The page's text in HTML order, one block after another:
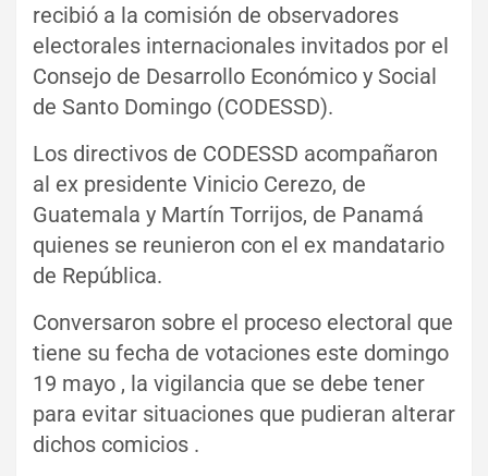
recibió a la comisión de observadores
electorales internacionales invitados por el
Consejo de Desarrollo Económico y Social
de Santo Domingo (CODESSD).
Los directivos de CODESSD acompañaron
al ex presidente Vinicio Cerezo, de
Guatemala y Martín Torrijos, de Panamá
quienes se reunieron con el ex mandatario
de República.
Conversaron sobre el proceso electoral que
tiene su fecha de votaciones este domingo
19 mayo , la vigilancia que se debe tener
para evitar situaciones que pudieran alterar
dichos comicios .